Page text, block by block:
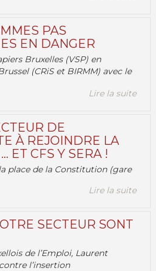
PAS
EN DANGER
Bruxelles (VSP) en
(CRiS et BIRMM) avec le
Lire la suite
DE
À REJOINDRE LA
ET CFS Y SERA !
place de la Constitution (gare
Lire la suite
SECTEUR SONT
de l’Emploi, Laurent
l’insertion